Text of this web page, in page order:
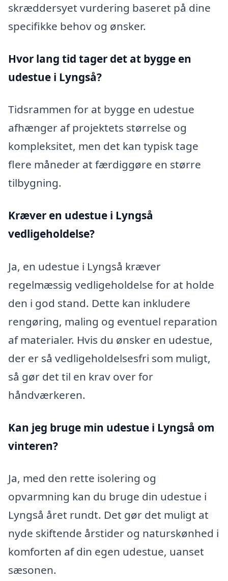
skræddersyet vurdering baseret på dine
specifikke behov og ønsker.
Hvor lang tid tager det at bygge en
udestue i Lyngså?
Tidsrammen for at bygge en udestue
afhænger af projektets størrelse og
kompleksitet, men det kan typisk tage
flere måneder at færdiggøre en større
tilbygning.
Kræver en udestue i Lyngså
vedligeholdelse?
Ja, en udestue i Lyngså kræver
regelmæssig vedligeholdelse for at holde
den i god stand. Dette kan inkludere
rengøring, maling og eventuel reparation
af materialer. Hvis du ønsker en udestue,
der er så vedligeholdelsesfri som muligt,
så gør det til en krav over for
håndværkeren.
Kan jeg bruge min udestue i Lyngså om
vinteren?
Ja, med den rette isolering og
opvarmning kan du bruge din udestue i
Lyngså året rundt. Det gør det muligt at
nyde skiftende årstider og naturskønhed i
komforten af din egen udestue, uanset
sæsonen.